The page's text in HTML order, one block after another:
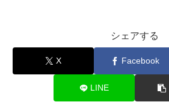
シェアする
X Facebook
LINE